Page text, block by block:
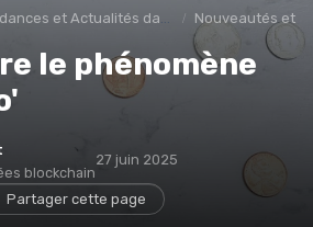
et Actualités dans les cryptomonnaies Nouveautés et
le phénomène
blockchain
27 juin 2025
Partager cette page